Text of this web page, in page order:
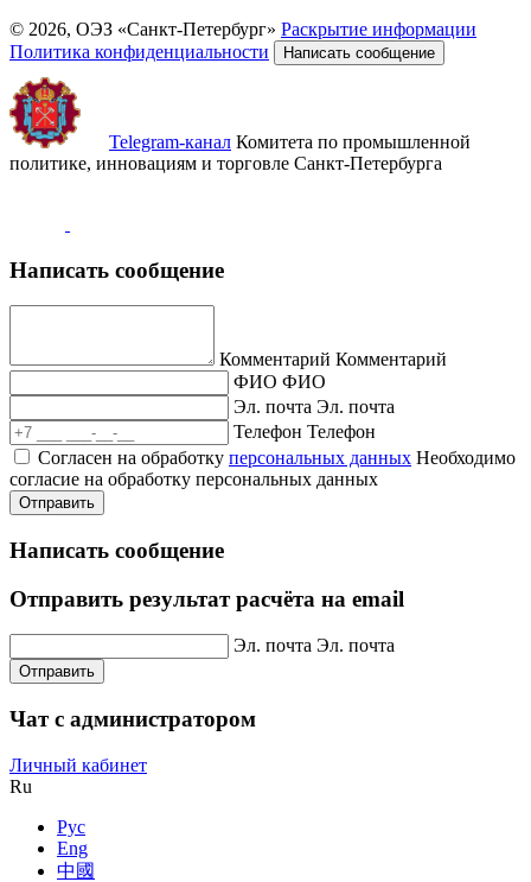
© 2026, ОЭЗ «Санкт-Петербург» Раскрытие информации
Политика конфиденциальности
Написать сообщение
Telegram-канал Комитета по промышленной
политике, инновациям и торговле Санкт-Петербурга
Написать сообщение
Комментарий Комментарий
ФИО ФИО
Эл. почта Эл. почта
Телефон Телефон
Согласен на обработку персональных данных Необходимо
согласие на обработку персональных данных
Отправить
Написать сообщение
Отправить результат расчёта на email
Эл. почта Эл. почта
Отправить
Чат с администратором
Личный кабинет
Ru
Рус
Eng
中國